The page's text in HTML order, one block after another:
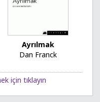
Ayrılmak
Dan Franck
için tıklayın